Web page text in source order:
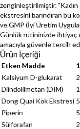
zenginleştirilmiştir.
ekstresini barındıran bu
ve GMP (İyi Üretim
Günlük rutininizde ihtiyaç
amacıyla güvenle tercih
Ürün İçeriği
Etken Madde
Kalsiyum D-glukarat
Diindolilmetan (DIM)
Dong Quai Kök Ekstresi
Piperin
Sülforafan